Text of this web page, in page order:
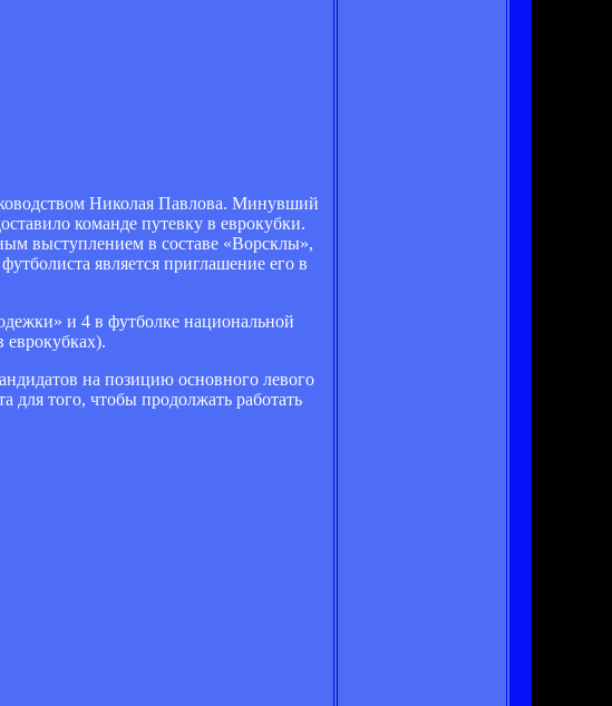
Николая Павлова. Минувший
команде путевку в еврокубки.
выступлением в составе «Ворсклы»,
является приглашение его в
и 4 в футболке национальной
на позицию основного левого
для того, чтобы продолжать работать